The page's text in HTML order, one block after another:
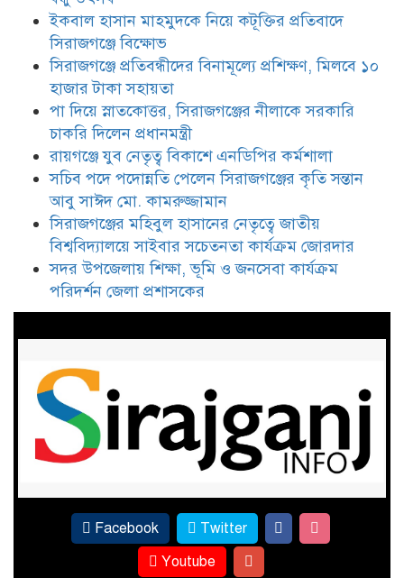
পা দিয়ে স্নাতকোত্তর, সিরাজগঞ্জের
নীলাকে সরকারি চাকরি দিলেন
প্রধানমন্ত্রী
রায়গঞ্জে যুব নেতৃত্ব বিকাশে এনডিপির
কর্মশালা
সচিব পদে পদোন্নতি পেলেন
সিরাজগঞ্জের কৃতি সন্তান আবু সাঈদ
মো. কামরুজ্জামান
সিরাজগঞ্জের মহিবুল হাসানের নেতৃত্বে
জাতীয় বিশ্ববিদ্যালয়ে সাইবার
সচেতনতা কার্যক্রম জোরদার
প্রশাসকের
ইকবাল হাসান মাহমুদকে নিয়ে কটূক্তির প্রতিবাদে
সিরাজগঞ্জে বিক্ষোভ
সিরাজগঞ্জে প্রতিবন্ধীদের বিনামূল্যে প্রশিক্ষণ, মিলবে ১০
হাজার টাকা সহায়তা
পা দিয়ে স্নাতকোত্তর, সিরাজগঞ্জের নীলাকে সরকারি
চাকরি দিলেন প্রধানমন্ত্রী
রায়গঞ্জে যুব নেতৃত্ব বিকাশে এনডিপির কর্মশালা
সচিব পদে পদোন্নতি পেলেন সিরাজগঞ্জের কৃতি সন্তান
আবু সাঈদ মো. কামরুজ্জামান
সিরাজগঞ্জের মহিবুল হাসানের নেতৃত্বে জাতীয়
বিশ্ববিদ্যালয়ে সাইবার সচেতনতা কার্যক্রম জোরদার
সদর উপজেলায় শিক্ষা, ভূমি ও জনসেবা কার্যক্রম
পরিদর্শন জেলা প্রশাসকের
Facebook
Twitter
Youtube